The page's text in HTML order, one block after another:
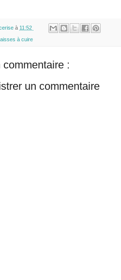
à 11:52
à cuire
commentaire :
un commentaire